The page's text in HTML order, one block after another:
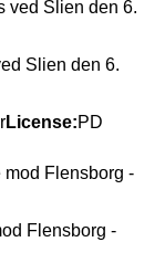
Slien den 6.
License:PD
Flensborg -